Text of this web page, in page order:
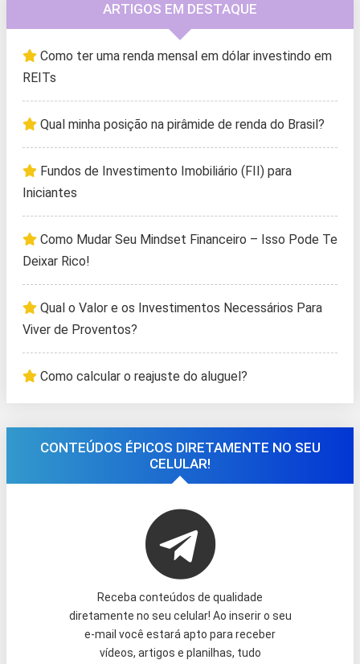
ARTIGOS EM DESTAQUE
Como ter uma renda mensal em dólar investindo em
REITs
Qual minha posição na pirâmide de renda do Brasil?
Fundos de Investimento Imobiliário (FII) para
Iniciantes
Como Mudar Seu Mindset Financeiro – Isso Pode Te
Deixar Rico!
Qual o Valor e os Investimentos Necessários Para
Viver de Proventos?
Como calcular o reajuste do aluguel?
CONTEÚDOS ÉPICOS DIRETAMENTE NO SEU
CELULAR!
Receba conteúdos de qualidade
diretamente no seu celular! Ao inserir o seu
e-mail você estará apto para receber
vídeos, artigos e planilhas, tudo